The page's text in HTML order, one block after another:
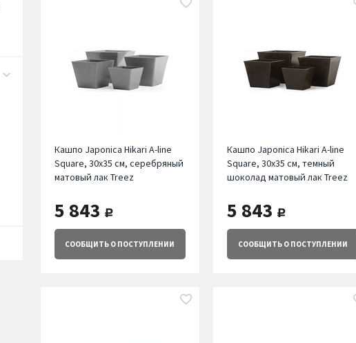
Кашпо Japonica Hikari A-line
Square, 30х35 см, серебряный
матовый лак Treez
5 843 руб.
СООБЩИТЬ О ПОСТУПЛЕНИИ
Кашпо Japonica Hikari A-line
Square, 30х35 см, темный
шоколад матовый лак Treez
5 843 руб.
СООБЩИТЬО ПОСТУПЛЕНИИ